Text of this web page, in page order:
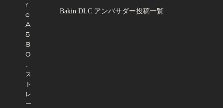
r
c
A
5
8
0
ス
ト
レ
ー
Bakin DLC アンバサダー投稿一覧